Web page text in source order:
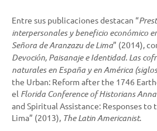
Entre sus publicaciones destacan “
interpersonales y beneficio económico
Señora de Aranzazu de Lima” (2014),
Devoción, Paisanaje e Identidad. Las
naturales en España y en América
the Urban: Reform after the 1746
el Florida Conference of Historians
and Spiritual Assistance: Responses to
Lima” (2013), The Latin Americanist.